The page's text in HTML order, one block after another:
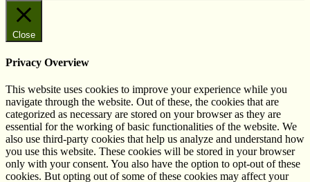
Close
Privacy Overview
This website uses cookies to improve your experience while you
navigate through the website. Out of these, the cookies that are
categorized as necessary are stored on your browser as they are
essential for the working of basic functionalities of the website. We
also use third-party cookies that help us analyze and understand how
you use this website. These cookies will be stored in your browser
only with your consent. You also have the option to opt-out of these
cookies. But opting out of some of these cookies may affect your